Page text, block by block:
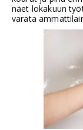
näet lokakuun
varata